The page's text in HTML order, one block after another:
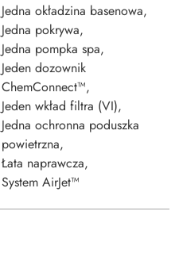
Jedna okładzina basenowa,
Jedna pokrywa,
Jedna pompka spa,
Jeden dozownik
ChemConnect™,
Jeden wkład filtra (VI),
Jedna ochronna poduszka
powietrzna,
Łata naprawcza,
System AirJet™